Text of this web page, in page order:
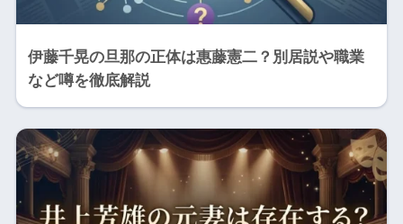
伊藤千晃の旦那の正体は惠藤憲二？別居説や職業
など噂を徹底解説